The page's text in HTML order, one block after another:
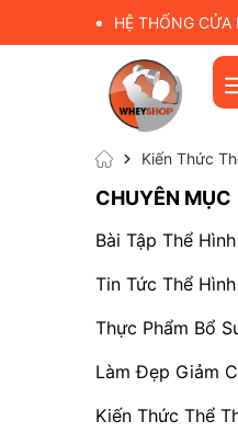
HỆ THỐNG
Kiến Thức
CHUYÊN MỤC
Bài Tập Thể Hình
Tin Tức Thể Hình
Thực Phẩm Bổ
Làm Đẹp Giảm
Kiến Thức Thể